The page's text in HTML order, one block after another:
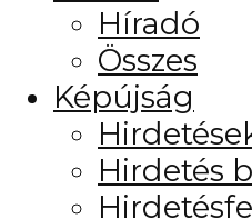
Híradó
Összes
Képújság
Hirdetés